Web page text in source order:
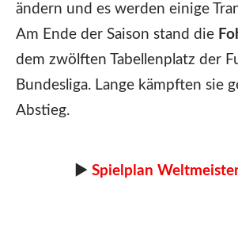
ändern und es werden einige
Am Ende der Saison stand die
dem zwölften Tabellenplatz der
Bundesliga. Lange kämpften sie
Abstieg.
► Spielplan